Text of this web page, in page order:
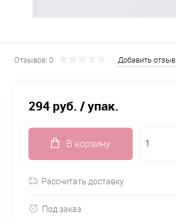
Отзывов: 0 Добавить отзыв
294 руб. / упак.
В корзину
Рассчитать доставку
Под заказ